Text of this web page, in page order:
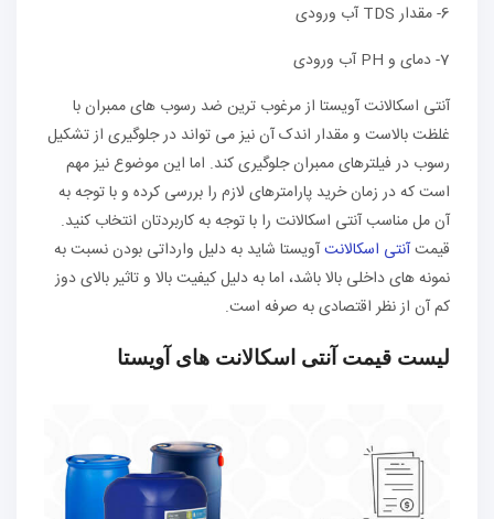
6- مقدار TDS آب ورودی
7- دمای و PH آب ورودی
آنتی اسکالانت آویستا از مرغوب ترین ضد رسوب های ممبران با
غلظت بالاست و مقدار اندک آن نیز می تواند در جلوگیری از تشکیل
رسوب در فیلترهای ممبران جلوگیری کند. اما این موضوع نیز مهم
است که در زمان خرید پارامترهای لازم را بررسی کرده و با توجه به
آن مل مناسب آنتی اسکالانت را با توجه به کاربردتان انتخاب کنید.
قیمتآنتی اسکالانتآویستا شاید به دلیل وارداتی بودن نسبت به
نمونه های داخلی بالا باشد، اما به دلیل کیفیت بالا و تاثیر بالای دوز
کم آن از نظر اقتصادی به صرفه است.
لیست قیمت آنتی اسکالانت های آویستا